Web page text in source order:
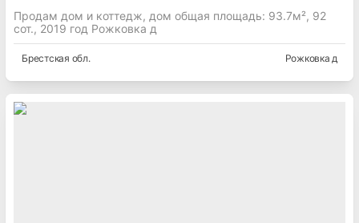
Продам дом и коттедж, дом общая площадь: 93.7м², 92
сот., 2019 год Рожковка д
Брестская обл. Рожковка д